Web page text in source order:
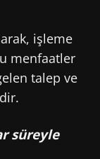
işleme
menfaatler
talep ve
süreyle